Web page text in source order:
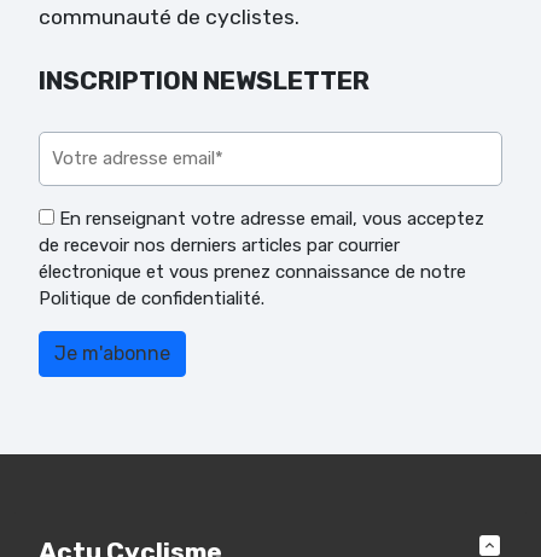
communauté de cyclistes.
INSCRIPTION NEWSLETTER
En renseignant votre adresse email, vous acceptez
de recevoir nos derniers articles par courrier
électronique et vous prenez connaissance de notre
Politique de confidentialité.